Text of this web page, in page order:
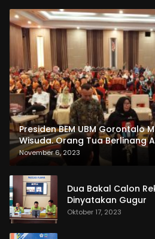
Presiden BEM UBM Gorontalo
Wisuda. Orang Tua Berlinang
dan Pemasangan Salempang
November 6, 2023
Dua Bakal Calon
Dinyatakan Gugur
Oktober 17, 2023